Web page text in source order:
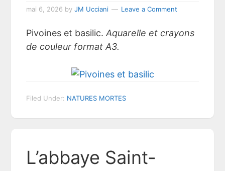
mai 6, 2026 byJM Ucciani Leave a Comment
Pivoines et basilic.Aquarelle et crayons
de couleur format A3.
Filed Under: NATURES MORTES
L’abbaye Saint-